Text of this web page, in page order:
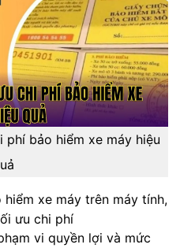
bảo hiểm xe máy hiệu
xe máy trên máy tính,
ưu chi phí
vi quyền lợi và mức